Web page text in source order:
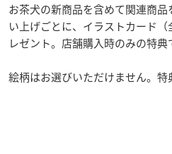
お茶犬の新商品を含めて関連商
い上げごとに、イラストカード
レゼント。店舗購入時のみの特典
絵柄はお選びいただけません。特